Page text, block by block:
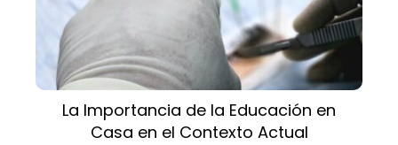
La Importancia de la Educación en
Casa en el Contexto Actual